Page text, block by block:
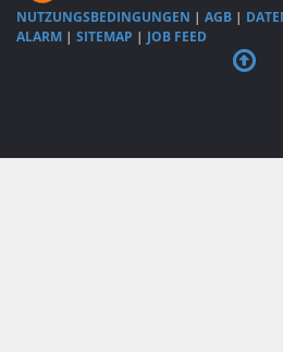
NUTZUNGSBEDINGUNGEN | AGB |
ALARM | SITEMAP | JOB FEED